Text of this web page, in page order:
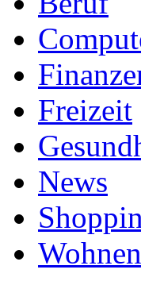
Freizeit
News
Wohnen